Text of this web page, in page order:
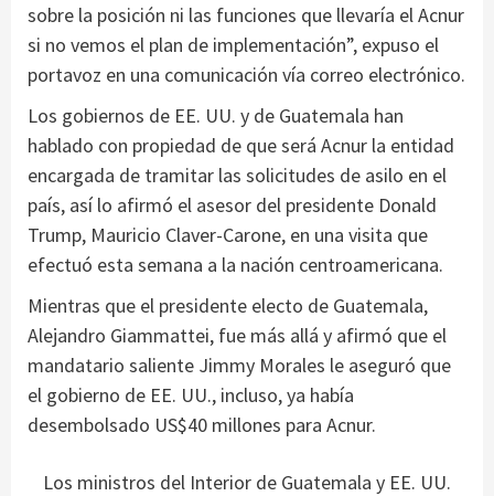
sobre la posición ni las funciones que llevaría el Acnur
si no vemos el plan de implementación”, expuso el
portavoz en una comunicación vía correo electrónico.
Los gobiernos de EE. UU. y de Guatemala han
hablado con propiedad de que será Acnur la entidad
encargada de tramitar las solicitudes de asilo en el
país, así lo afirmó el asesor del presidente Donald
Trump, Mauricio Claver-Carone, en una visita que
efectuó esta semana a la nación centroamericana.
Mientras que el presidente electo de Guatemala,
Alejandro Giammattei, fue más allá y afirmó que el
mandatario saliente Jimmy Morales le aseguró que
el gobierno de EE. UU., incluso, ya había
desembolsado US$40 millones para Acnur.
Los ministros del Interior de Guatemala y EE. UU.